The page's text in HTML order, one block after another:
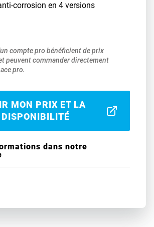
corrosion en 4 versions
compte pro bénéficient de prix
peuvent commander directement
pro.
MON PRIX ET LA
DISPONIBILITÉ
dans notre